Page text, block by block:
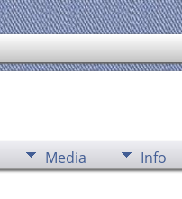
Media Info